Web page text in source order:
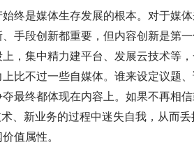
是媒体生存发展的根本。对于媒体
手段创新都重要，但内容创新是第
，集中精力建平台、发展云技术等
比不过一些自媒体。谁来设定议题
最终都体现在内容上。如果不再相
、新业务的过程中迷失自我，从而
值属性。